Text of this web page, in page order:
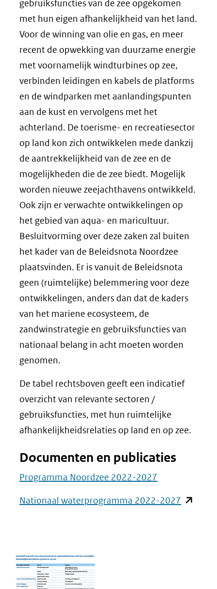
gebruiksfuncties van de zee opgekomen
met hun eigen afhankelijkheid van het land.
Voor de winning van olie en gas, en meer
recent de opwekking van duurzame energie
met voornamelijk windturbines op zee,
verbinden leidingen en kabels de platforms
en de windparken met aanlandingspunten
aan de kust en vervolgens met het
achterland. De toerisme- en recreatiesector
op land kon zich ontwikkelen mede dankzij
de aantrekkelijkheid van de zee en de
mogelijkheden die de zee biedt. Mogelijk
worden nieuwe zeejachthavens ontwikkeld.
Ook zijn er verwachte ontwikkelingen op
het gebied van aqua- en maricultuur.
Besluitvorming over deze zaken zal buiten
het kader van de Beleidsnota Noordzee
plaatsvinden. Er is vanuit de Beleidsnota
geen (ruimtelijke) belemmering voor deze
ontwikkelingen, anders dan dat de kaders
van het mariene ecosysteem, de
zandwinstrategie en gebruiksfuncties van
nationaal belang in acht moeten worden
genomen.
De tabel rechtsboven geeft een indicatief
overzicht van relevante sectoren /
gebruiksfuncties, met hun ruimtelijke
afhankelijkheidsrelaties op land en op zee.
Documenten en publicaties
Programma Noordzee 2022-2027
Nationaal waterprogramma 2022-2027 (opent